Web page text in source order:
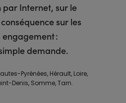
par Internet, sur le
sur les
engagement :
demande.
Pyrénées, Hérault, Loire,
Denis, Somme, Tarn.